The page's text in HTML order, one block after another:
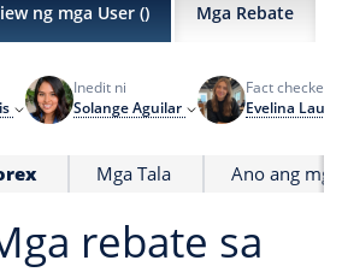
ng mga User () Mga Rebate
Inedit ni
Solange Aguilar
Fact checked
Evelina
Mga Tala Ano ang
rebate sa